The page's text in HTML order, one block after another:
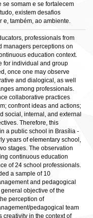
somam e se fortalecem
existem desafios
e, também, ao ambiente.
professionals from
managers perceptions on
education context.
for individual and group
once one may observe
and dialogical, as well
among professionals.
collaborative practices
confront ideas and actions;
social, internal, and external
Therefore, this
a public school in Brasília -
years of elementary school,
stages. The observation
continuous education
of 24 school professionals.
a sample of 10
and pedagogical
objective of the
perception of
pedagogical team
creativity in the context of